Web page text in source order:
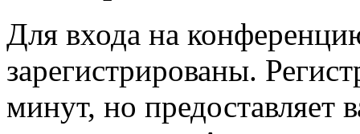
Для входа на
зарегистрированы.
минут, но предоставляет